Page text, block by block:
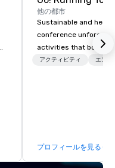
他の都市
Sustainable and
conference
activities that boost
lower carbon
アクティビティ エンタ
プロフィールを見る